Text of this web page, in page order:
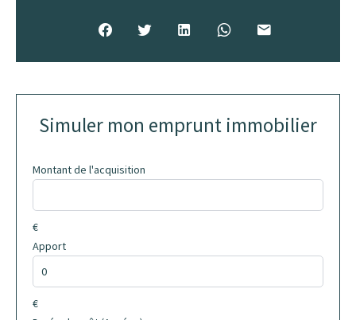
Simuler mon emprunt immobilier
Montant de l'acquisition
€
Apport
€